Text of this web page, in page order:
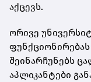
აქცევს.
ორივე
შეინარჩუნებს
აპლიკანტები